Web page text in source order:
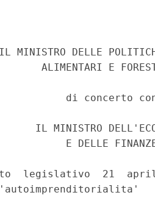
MINISTRO DELLE
ALIMENTARI E
di concerto
IL MINISTRO
E DELLE
legislativo  21